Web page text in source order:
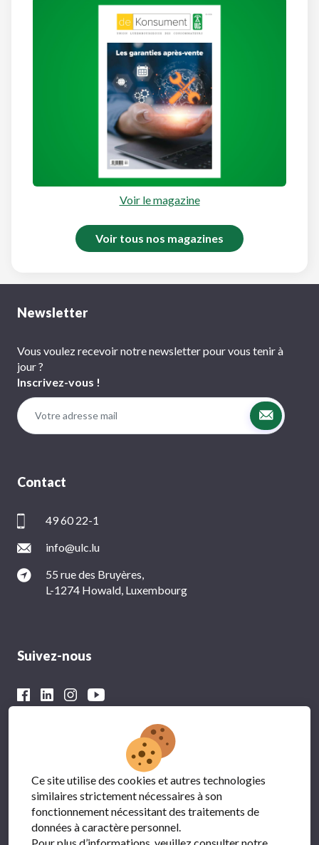
Voir le magazine
Voir tous nos magazines
Newsletter
Vous voulez recevoir notre newsletter pour vous tenir à
jour ?
Inscrivez-vous !
Contact
49 60 22-1
info@ulc.lu
55 rue des Bruyères,
L-1274 Howald, Luxembourg
Suivez-nous
Avec le soutien financier du
Ce site utilise des cookies et autres technologies
similaires strictement nécessaires à son
fonctionnement nécessitant des traitements de
données à caractère personnel.